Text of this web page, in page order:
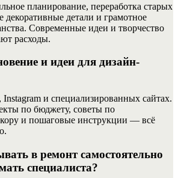
планирование, переработка старых
декоративные детали и грамотное
Современные идеи и творчество
расходы.
и идеи для дизайн-
Instagram и специализированных сайтах.
по бюджету, советы по
и пошаговые инструкции — всё
в ремонт самостоятельно
специалиста?